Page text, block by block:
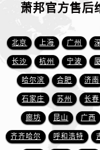
萧邦官方售后
北京 上海 广州
长沙 杭州 宁波
哈尔滨 合肥 济南
石家庄 苏州 长春
廊坊 昆山 广西
齐齐哈尔 呼和浩特